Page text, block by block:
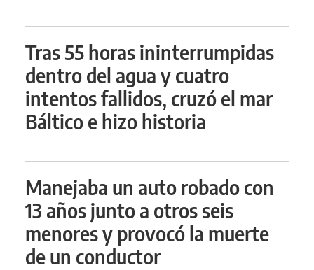
Tras 55 horas ininterrumpidas
dentro del agua y cuatro
intentos fallidos, cruzó el mar
Báltico e hizo historia
Manejaba un auto robado con
13 años junto a otros seis
menores y provocó la muerte
de un conductor